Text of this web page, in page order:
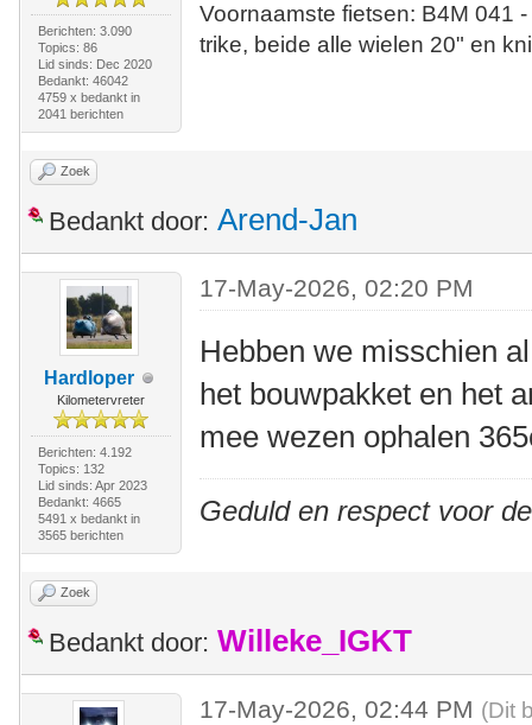
Berichten: 3.090
Topics: 86
Lid sinds: Dec 2020
Bedankt: 46042
4759 x bedankt in
2041 berichten
Voornaamste fietsen: B4M
trike, beide alle wielen 20" en
Zoek
Bedankt door: Arend-Jan
Hardloper
Kilometervreter
Berichten: 4.192
Topics: 132
Lid sinds: Apr 2023
Bedankt: 4665
5491 x bedankt in
3565 berichten
17-May-2026, 02:20 PM
Hebben we misschien
het bouwpakket en het
mee wezen ophalen
Geduld en respect voor
Zoek
Bedankt door: Willeke_IGKT
17-May-2026, 02:44 PM (Dit